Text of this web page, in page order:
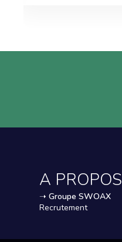
A PROPOS
➝ Groupe SWOAX
Recrutement